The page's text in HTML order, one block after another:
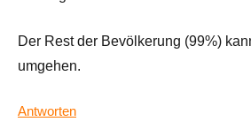
Der Rest der Bevölkerung (99%)
umgehen.
Antworten